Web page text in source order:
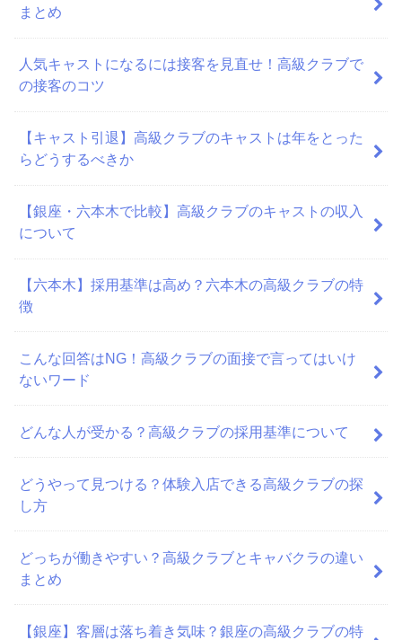
まとめ
人気キャストになるには接客を見直せ！高級クラブで
の接客のコツ
【キャスト引退】高級クラブのキャストは年をとった
らどうするべきか
【銀座・六本木で比較】高級クラブのキャストの収入
について
【六本木】採用基準は高め？六本木の高級クラブの特
徴
こんな回答はNG！高級クラブの面接で言ってはいけ
ないワード
どんな人が受かる？高級クラブの採用基準について
どうやって見つける？体験入店できる高級クラブの探
し方
どっちが働きやすい？高級クラブとキャバクラの違い
まとめ
【銀座】客層は落ち着き気味？銀座の高級クラブの特